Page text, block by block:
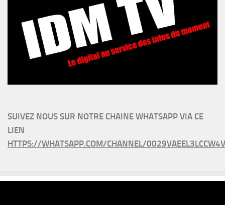
SUIVEZ NOUS SUR NOTRE CHAINE WHATSAPP VIA CE
LIEN
HTTPS://WHATSAPP.COM/CHANNEL/